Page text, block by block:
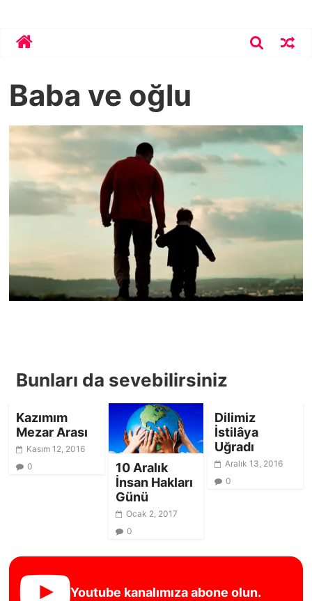
contentBekirhoca.com
Baba ve oğlu
Bunları da sevebilirsiniz
Kazımım
Mezar Arası
Kasım 12, 2016
0
10 Aralık
İnsan Hakları
Günü
Ocak 2, 2017
0
Dilimiz
İstilâya
Uğradı
Aralık 13, 2016
0
Youtube kanalımıza abone olun.